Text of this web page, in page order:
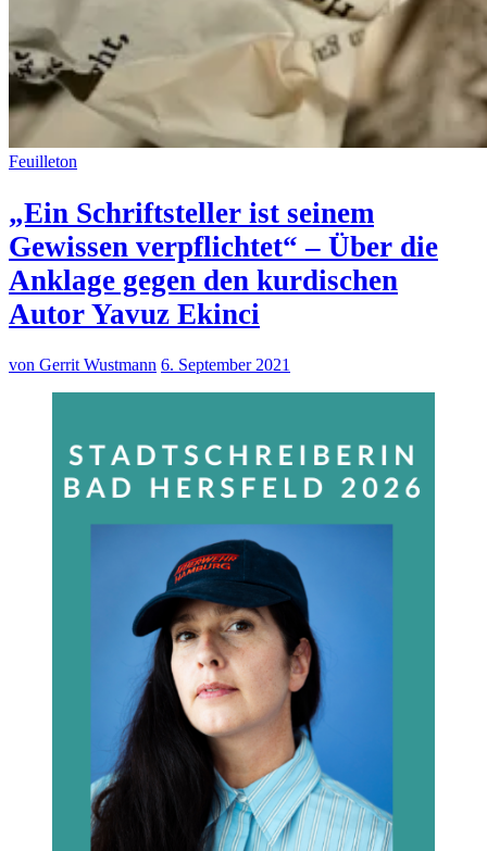
Feuilleton
„Ein Schriftsteller ist seinem
Gewissen verpflichtet“ – Über die
Anklage gegen den kurdischen
Autor Yavuz Ekinci
von Gerrit Wustmann 6. September 2021